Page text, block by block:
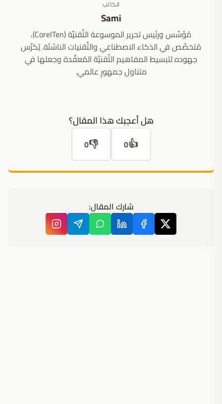
الكاتب
Sami
مُؤسِّس ورئيس تحرير الموسوعة التِّقنيَّة (CoreITen)،
مُتخصِّص في الذكاء الاصطناعي والتِّقنيات الناشئة. يُكرِّس
جهوده لتبسيط المفاهيم التِّقنيَّة المُعقَّدة وجعلها في
متناول جمهورٍ عالمي.
هل أعجبك هذا المقال؟
👍
0
👎
0
شارك المقال: